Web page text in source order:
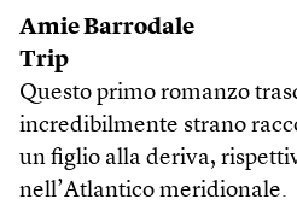
Amie Barrodale
Trip
Questo primo romanzo
incredibilmente strano
un figlio alla deriva,
nell’Atlantico meridionale.